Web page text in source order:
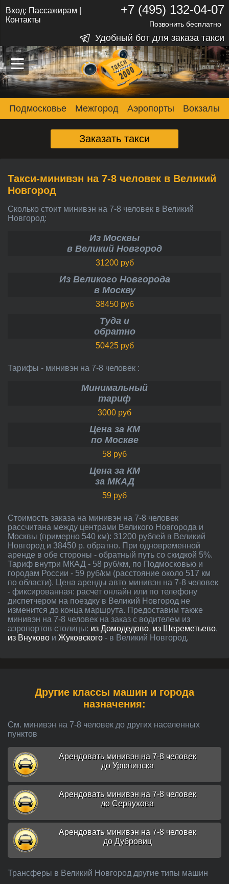
–
–
–
Вход: Пассажирам
Контакты
+7 (495) 132-04-07
Позвонить бесплатно
Удобный бот для заказа такси
Подмосковье Межгород Аэропорты Вокзалы
Заказать такси
Такси-минивэн на 7-8 человек в Великий
Новгород
Сколько стоит минивэн на 7-8 человек в Великий
Новгород:
Из Москвы
в Великий Новгород
31200 руб
Из Великого Новгорода
в Москву
38450 руб
Туда и
обратно
50425 руб
Тарифы - минивэн на 7-8 человек :
Минимальный
тариф
3000 руб
Цена за КМ
по Москве
58 руб
Цена за КМ
за МКАД
59 руб
Стоимость заказа на минивэн на 7-8 человек
рассчитана между центрами Великого Новгорода и
Москвы (примерно 540 км): 31200 рублей в Великий
Новгород и 38450 р. обратно. При одновременной
аренде в обе стороны - обратный путь со скидкой 5%.
Тариф внутри МКАД - 58 руб/км, по Подмосковью и
городам России - 59 руб/км (расстояние около 517 км
по области). Цена аренды авто минивэн на 7-8 человек
- фиксированная: расчет онлайн или по телефону
диспетчером на поездку в Великий Новгород не
изменится до конца маршрута. Предоставим также
минивэн на 7-8 человек на заказ с водителем из
аэропортов столицы: из Домодедово, из Шереметьево,
из Внуково и Жуковского - в Великий Новгород.
Другие классы машин и города
назначения:
См. минивэн на 7-8 человек до других населенных
пунктов
Арендовать минивэн на 7-8 человек
до Урюпинска
Арендовать минивэн на 7-8 человек
до Серпухова
Арендовать минивэн на 7-8 человек
до Дубровиц
Трансферы в Великий Новгород другие типы машин